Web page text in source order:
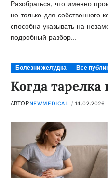
Разобраться, что именно
не только для собственного
способна указывать на
подробный разбор…
Болезни желудка Все
Когда
АВТОРNEWMEDICAL 14.02.2026